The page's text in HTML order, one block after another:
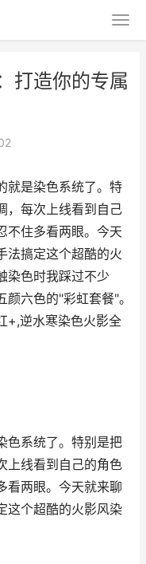
打造你的专属
就是染色系统了。特
，每次上线看到自己
不住多看两眼。今天
法搞定这个超酷的火
染色时我踩过不少
六色的"彩虹套餐"。
+,逆水寒染色火影全
色系统了。特别是把
上线看到自己的角色
看两眼。今天就来聊
这个超酷的火影风染